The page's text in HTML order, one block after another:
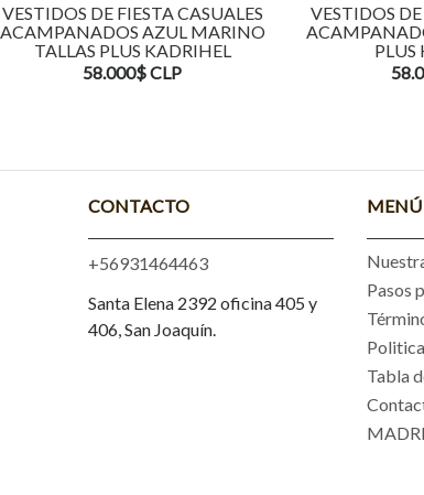
VESTIDOS DE FIESTA CASUALES
ACAMPANADOS AZUL MARINO
TALLAS PLUS KADRIHEL
58.000$ CLP
VESTIDOS
PLUS
CONTACTO
+56931464463
Santa Elena 2392 oficina 405 y
406, San Joaquín.
MENÚ
Pasos
Tabla